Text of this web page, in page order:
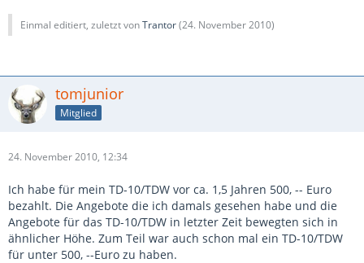
Einmal editiert, zuletzt vonTrantor(24. November 2010)
tomjunior
Mitglied
24. November 2010, 12:34
Ich habe für mein TD-10/TDW vor ca. 1,5 Jahren 500, -- Euro
bezahlt. Die Angebote die ich damals gesehen habe und die
Angebote für das TD-10/TDW in letzter Zeit bewegten sich in
ähnlicher Höhe. Zum Teil war auch schon mal ein TD-10/TDW
für unter 500, --Euro zu haben.